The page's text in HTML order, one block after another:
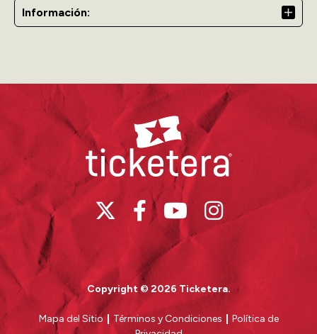
para que vivas una experiencia vibrante, segura y
emocionante.
cómodo y lleno de energía. ¡La lucha libre regresa a
Celaya con todo su esplendor!
Información:
Ticketera
Copyright © 2026 Ticketera.
Mapa del Sitio | Términos y Condiciones
Política de